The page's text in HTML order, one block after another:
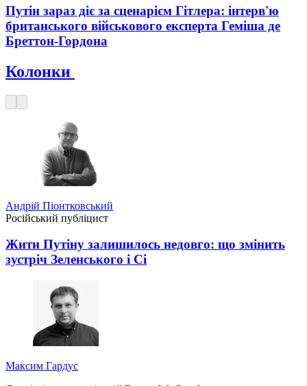
Путін зараз діє за сценарієм Гітлера: інтерв'ю
британського військового експерта Геміша де
Бреттон-Гордона
Колонки
Андрій Піонтковський
Російський публіцист
Жити Путіну залишилось недовго: що змінить
зустріч Зеленського і Сі
Максим Гардус